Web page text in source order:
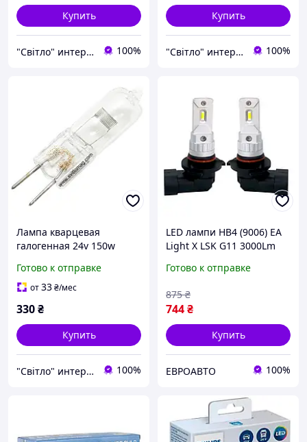
Купить
"Світло" интернет-магазин 100%
Купить
"Світло" интернет-магазин 100%
Лампа кварцевая
галогенная 24v 150w
Готово к отправке
от33₴/мес
330₴
Купить
"Світло" интернет-магазин 100%
LED лампи HB4 (9006) EA
Light X LSK G11 3000Lm
Готово к отправке
744₴
875 ₴
Купить
ЕВРОАВТО 100%